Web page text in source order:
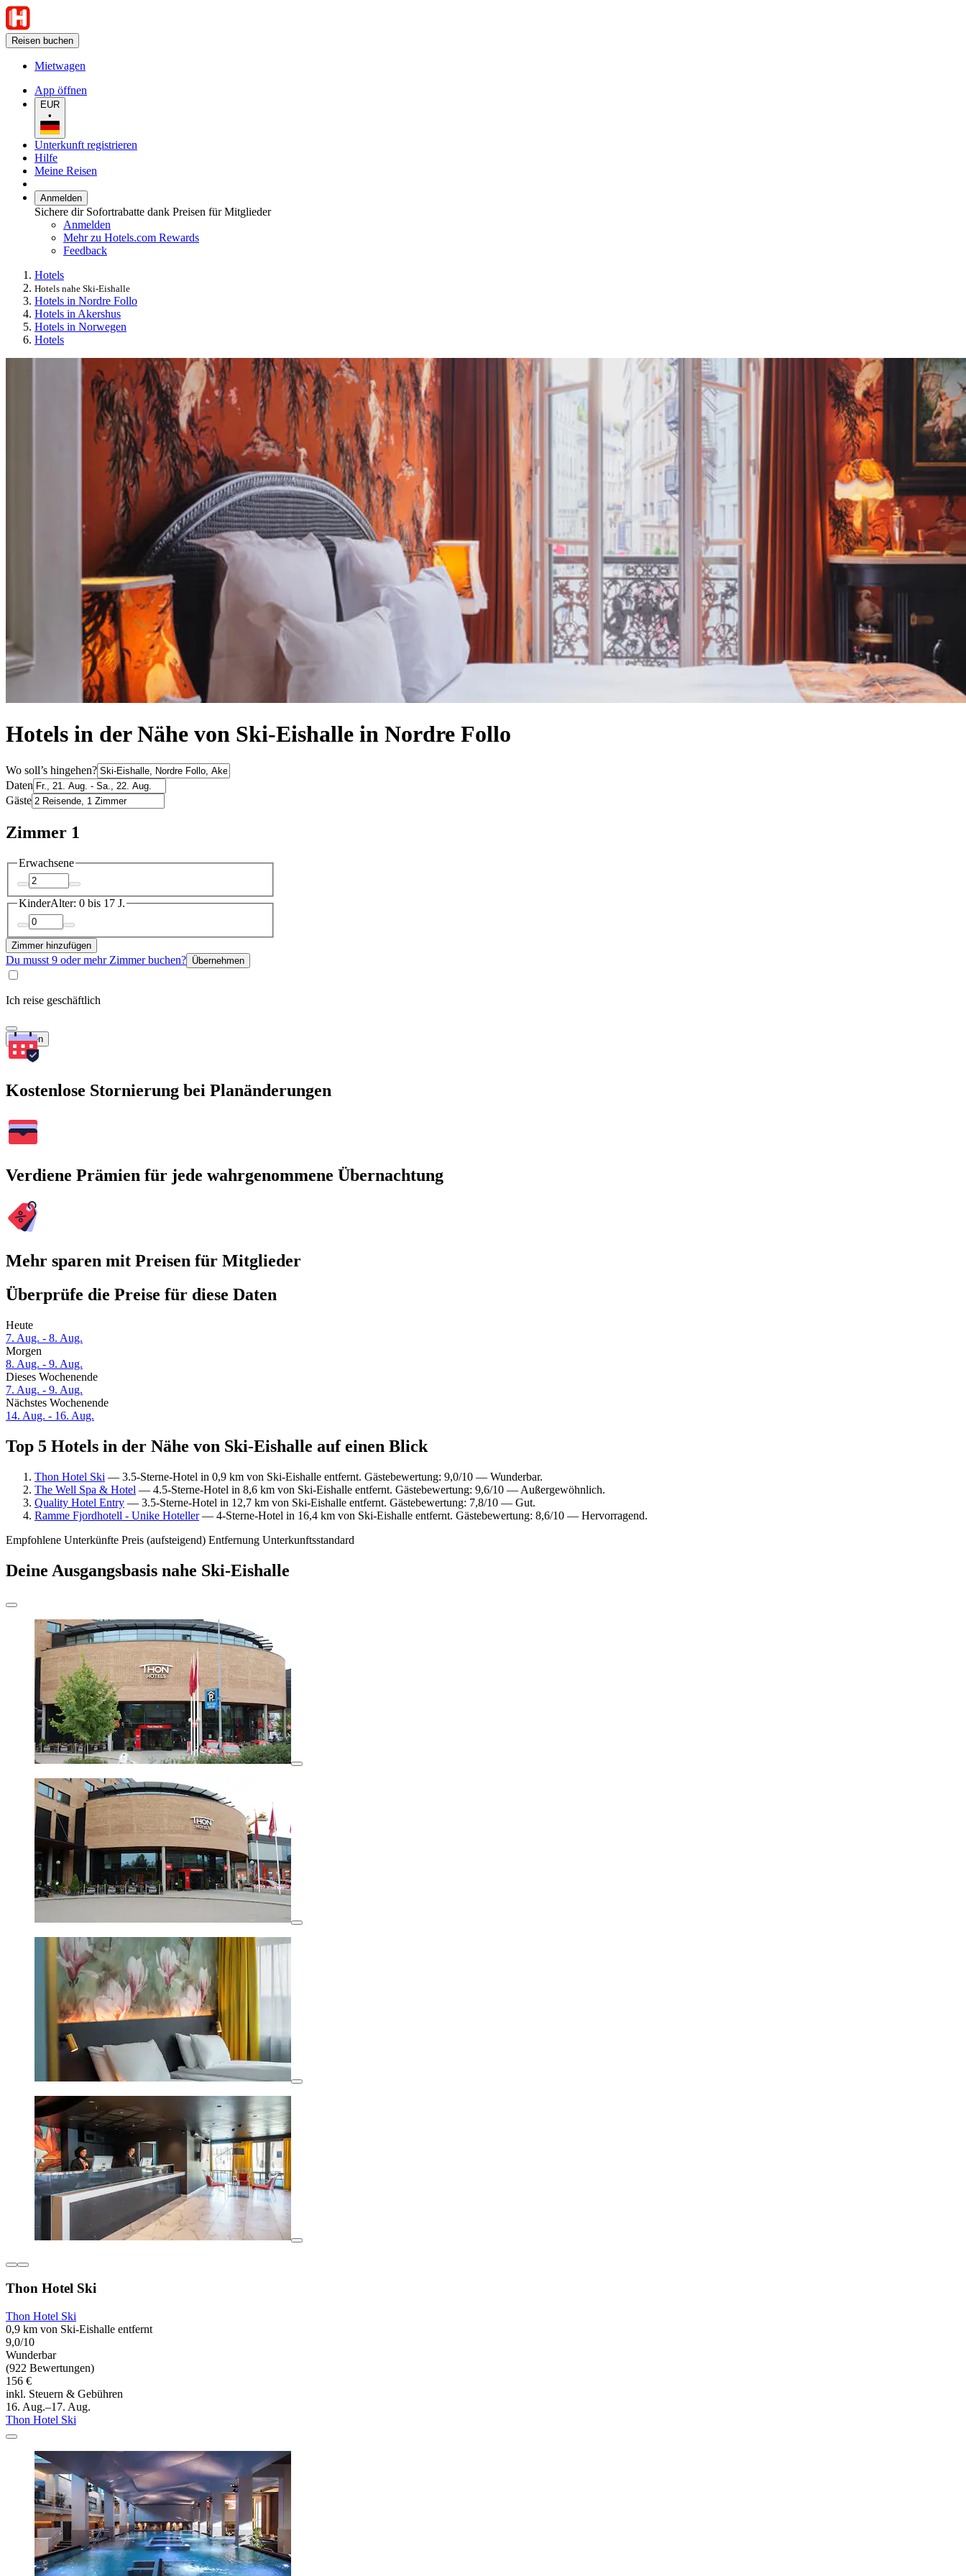
Reisen buchen
Mietwagen
App öffnen
EUR
•
Unterkunft registrieren
Hilfe
Meine Reisen
Anmelden
Sichere dir Sofortrabatte dank Preisen für Mitglieder
Anmelden
Mehr zu Hotels.com Rewards
Feedback
Hotels
Hotels nahe Ski-Eishalle
Hotels in Nordre Follo
Hotels in Akershus
Hotels in Norwegen
Hotels
Hotels in der Nähe von Ski-Eishalle in Nordre Follo
Wo soll’s hingehen?
Daten
Gäste
Zimmer 1
Erwachsene
KinderAlter: 0 bis 17 J.
Zimmer hinzufügen
Du musst 9 oder mehr Zimmer buchen? Übernehmen
Ich reise geschäftlich
Suchen
Kostenlose Stornierung bei Planänderungen
Verdiene Prämien für jede wahrgenommene Übernachtung
Mehr sparen mit Preisen für Mitglieder
Überprüfe die Preise für diese Daten
Heute
7. Aug. - 8. Aug.
Morgen
8. Aug. - 9. Aug.
Dieses Wochenende
7. Aug. - 9. Aug.
Nächstes Wochenende
14. Aug. - 16. Aug.
Top 5 Hotels in der Nähe von Ski-Eishalle auf einen Blick
Thon Hotel Ski — 3.5-Sterne-Hotel in 0,9 km von Ski-Eishalle entfernt. Gästebewertung: 9,0/10 — Wunderbar.
The Well Spa & Hotel — 4.5-Sterne-Hotel in 8,6 km von Ski-Eishalle entfernt. Gästebewertung: 9,6/10 — Außergewöhnlich.
Quality Hotel Entry — 3.5-Sterne-Hotel in 12,7 km von Ski-Eishalle entfernt. Gästebewertung: 7,8/10 — Gut.
Ramme Fjordhotell - Unike Hoteller— 4-Sterne-Hotel in 16,4 km von Ski-Eishalle entfernt. Gästebewertung: 8,6/10 — Hervorragend.
Empfohlene Unterkünfte Preis (aufsteigend) Entfernung Unterkunftsstandard
Deine Ausgangsbasis nahe Ski-Eishalle
Thon Hotel Ski
Thon Hotel Ski
0,9 km von Ski-Eishalle entfernt
9,0/10
Wunderbar
(922 Bewertungen)
156 €
inkl. Steuern & Gebühren
16. Aug.–17. Aug.
Thon Hotel Ski